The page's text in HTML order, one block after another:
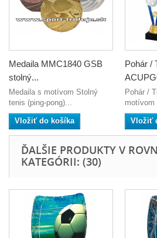
Medaila MMC1840 GSB
stolný...
Medaila s motívom Stolný
tenis (ping-pong)...
Vložiť do košíka
Pohár /
Pohár /
motívom
Vložiť
ĎALŠIE PRODUKTY V
KATEGÓRII: (30)